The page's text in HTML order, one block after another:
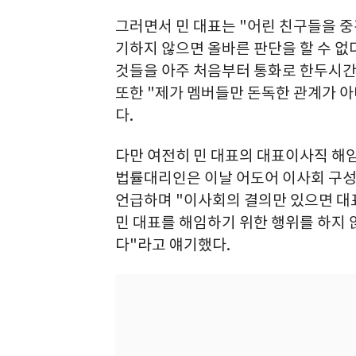
그러면서 민 대표는 "어린 친구들을
기하지 않으면 올바른 판단을 할 수
것들을 아주 처음부터 통화로 한두시
또한 "제가 멤버들만 돈독한 관계가
다.
다만 여전히 민 대표의 대표이사직 해
법률대리인은 이날 어도어 이사회 구
언급하며 "이사회의 결의만 있으면
민 대표를 해임하기 위한 행위를 하지
다"라고 얘기했다.